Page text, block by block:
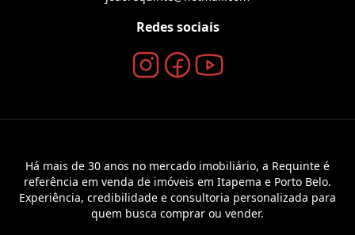
Redes sociais
Há mais de 30 anos no mercado imobiliário, a Requinte é
referência em venda de imóveis em Itapema e Porto Belo.
Experiência, credibilidade e consultoria personalizada para
quem busca comprar ou vender.